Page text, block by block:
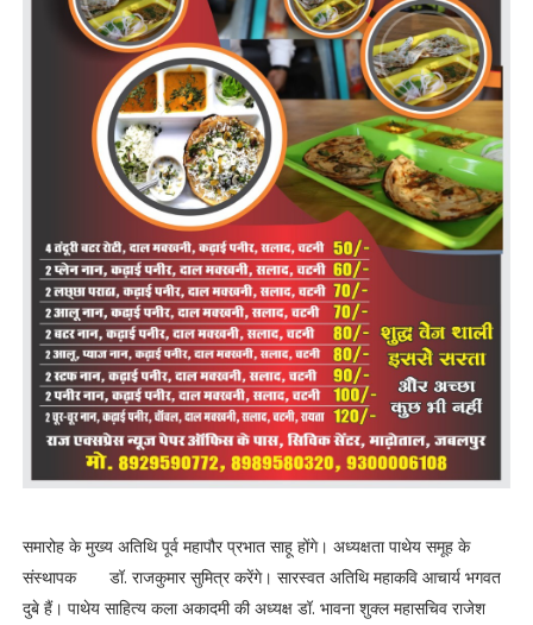
समारोह के मुख्‍य अतिथि पूर्व महापौर प्रभात साहू होंगे। अध्‍यक्षता पाथेय समूह के
संस्‍थापक डॉ. राजकुमार सुमित्र करेंगे। सारस्‍वत अतिथि महा‍कवि आचार्य भगवत
दुबे हैं। पाथेय साहित्‍य कला अकादमी की अध्‍यक्ष डॉ. भावना शुक्‍ल महासचिव राजेश